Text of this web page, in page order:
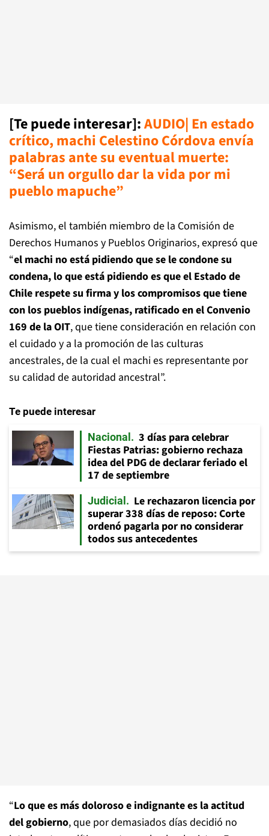
[Te puede interesar]:AUDIO| En estado
crítico, machi Celestino Córdova envía
palabras ante su eventual muerte:
“Será un orgullo dar la vida por mi
pueblo mapuche”
Asimismo, el también miembro de la Comisión de
Derechos Humanos y Pueblos Originarios, expresó que
“el machi no está pidiendo que se le condone su
condena, lo que está pidiendo es que el Estado de
Chile respete su firma y los compromisos que tiene
con los pueblos indígenas, ratificado en el Convenio
169 de la OIT, que tiene consideración en relación con
el cuidado y a la promoción de las culturas
ancestrales, de la cual el machi es representante por
su calidad de autoridad ancestral”.
Te puede interesar
Nacional
3 días para celebrar
Fiestas Patrias: gobierno rechaza
idea del PDG de declarar feriado el
17 de septiembre
Judicial
Le rechazaron licencia por
superar 338 días de reposo: Corte
ordenó pagarla por no considerar
todos sus antecedentes
“Lo que es más doloroso e indignante es la actitud
del gobierno, que por demasiados días decidió no